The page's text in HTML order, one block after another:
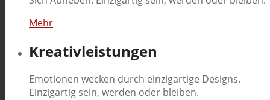
Mehr
Kreativleistungen
Emotionen wecken durch einzigartige Designs.
Einzigartig sein, werden oder bleiben.